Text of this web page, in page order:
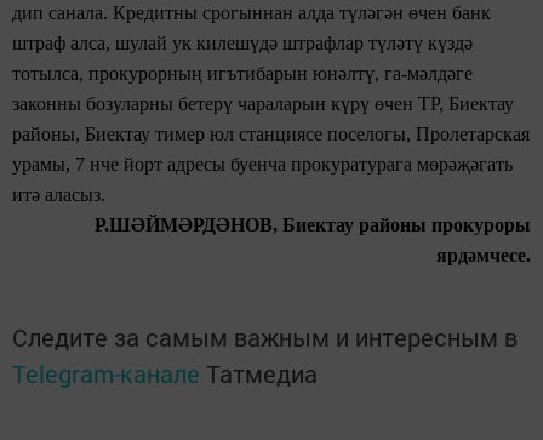
дип санала. Кредитны срогыннан алда түләгән өчен банк
штраф алса, шулай ук килешүдә штрафлар түләтү күздә
тотылса, прокурорның игътибарын юнәлтү, га-мәлдәге
законны бозуларны бетерү чараларын күрү өчен ТР, Биектау
районы, Биектау тимер юл станциясе поселогы, Пролетарская
урамы, 7 нче йорт адресы буенча прокуратурага мөрәҗәгать
итә аласыз.
Р.ШӘЙМӘРДӘНОВ, Биектау районы прокуроры
ярдәмчесе.
Следите за самым важным и интересным в
Telegram-канале Татмедиа